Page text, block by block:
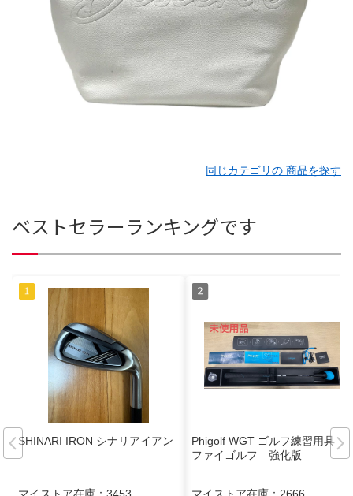
同じカテゴリの 商品を探す
ベストセラーランキングです
SHINARI IRON シナリアイアン
Phigolf WGT ゴルフ練習用具
ファイゴルフ 強化版